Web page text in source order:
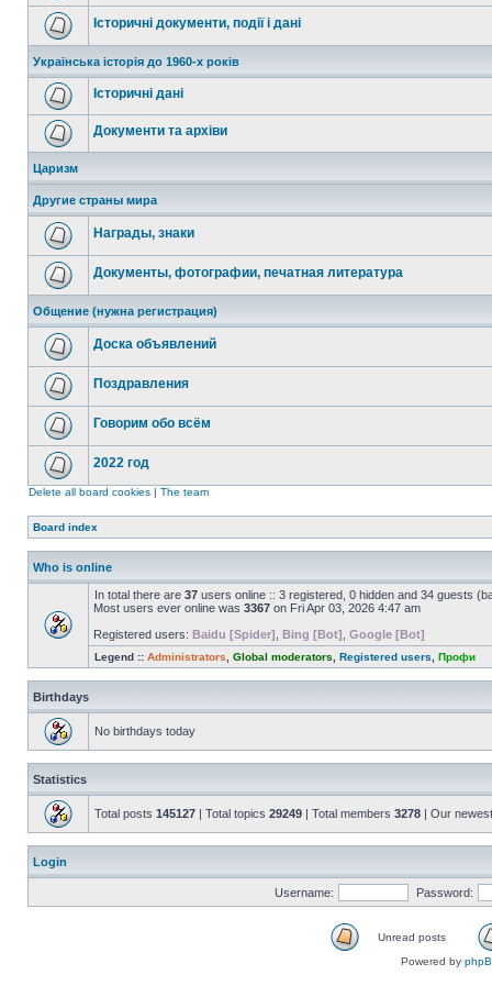
Історичні документи, події і дані
Українська історія до 1960-х років
Історичні дані
Документи та архіви
Царизм
Другие страны мира
Награды, знаки
Документы, фотографии, печатная литература
Общение (нужна регистрация)
Доска объявлений
Поздравления
Говорим обо всём
2022 год
Delete all board cookies | The team
Board index
Who is online
In total there are 37 users online :: 3 registered, 0 hidden and 34 guests
Most users ever online was 3367 on Fri Apr 03, 2026 4:47 am
Registered users: Baidu [Spider] Bing [Bot] Google [Bot]
Legend :: Administrators Global moderators Registered users Профи
Birthdays
No birthdays today
Statistics
Total posts 145127 | Total topics 29249 | Total members 3278 | Our
Login
Username: Password:
Unread posts
Powered by